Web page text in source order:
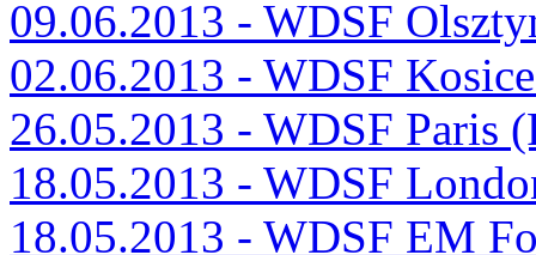
09.06.2013 - WDSF
02.06.2013 - WDSF
26.05.2013 - WDSF Paris
18.05.2013 - WDSF
18.05.2013 - WDSF EM